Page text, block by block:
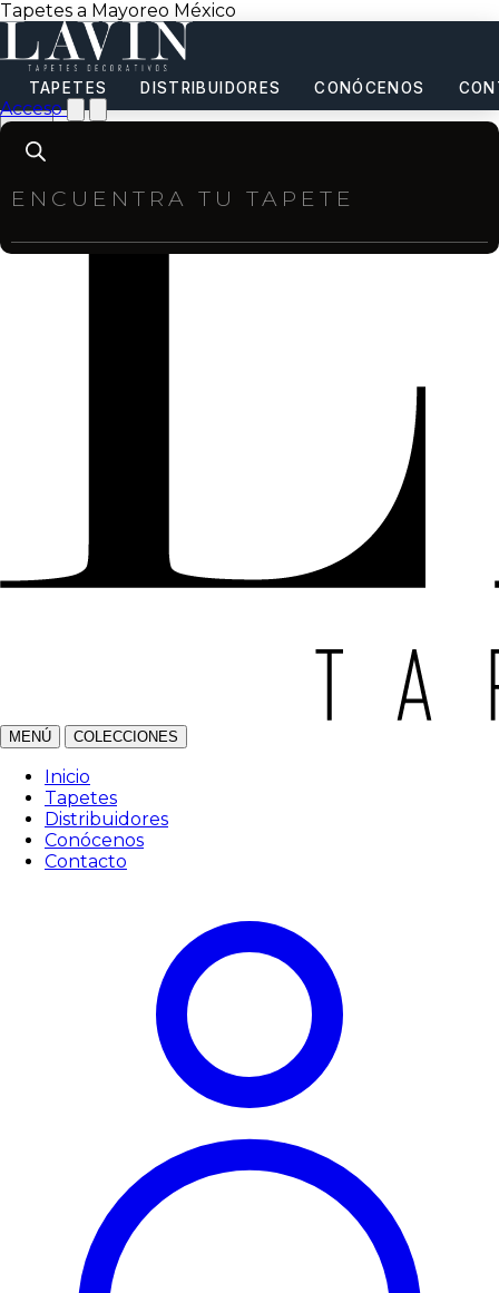
Tapetes a Mayoreo México
TAPETES DISTRIBUIDORES CONÓCENOS
Acceso
Products
search
MENÚ COLECCIONES
Inicio
Tapetes
Distribuidores
Conócenos
Contacto